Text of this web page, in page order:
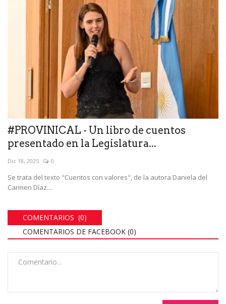
#PROVINICAL - Un libro de cuentos
presentado en la Legislatura...
Dic 18, 2025 0
Se trata del texto "Cuentos con valores", de la autora Daniela del
Carmen Díaz....
COMENTARIOS (0)
COMENTARIOS DE FACEBOOK (0)